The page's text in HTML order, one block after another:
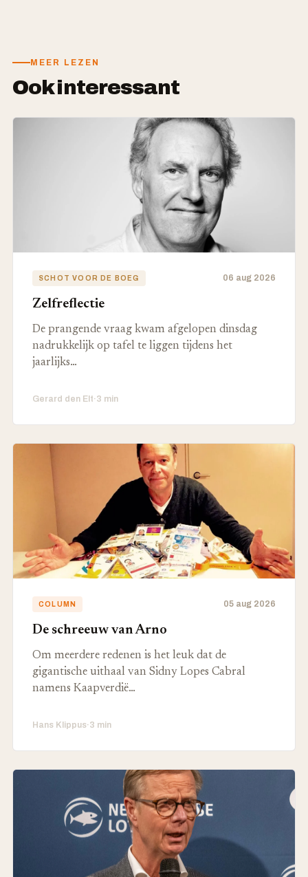
MEER LEZEN
Ook interessant
SCHOT VOOR DE BOEG 06 aug 2026
Zelfreflectie
De prangende vraag kwam afgelopen dinsdag
nadrukkelijk op tafel te liggen tijdens het
jaarlijks…
Gerard den Elt·3 min
COLUMN 05 aug 2026
De schreeuw van Arno
Om meerdere redenen is het leuk dat de
gigantische uithaal van Sidny Lopes Cabral
namens Kaapverdië…
Hans Klippus·3 min